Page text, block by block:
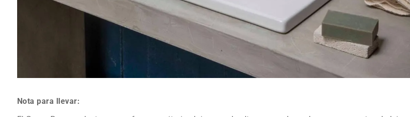
Nota para llevar: